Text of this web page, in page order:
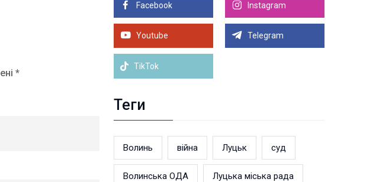
*
05.08.2026 21:00
У Луцьку на 99,9% готовий новий Державний
ветеранський простір. ВІДЕО
Більше новин
Facebook Instagram
Youtube Telegram
TikTok
Теги
Волинь війна Луцьк суд
Волинська ОДА Луцька міська рада